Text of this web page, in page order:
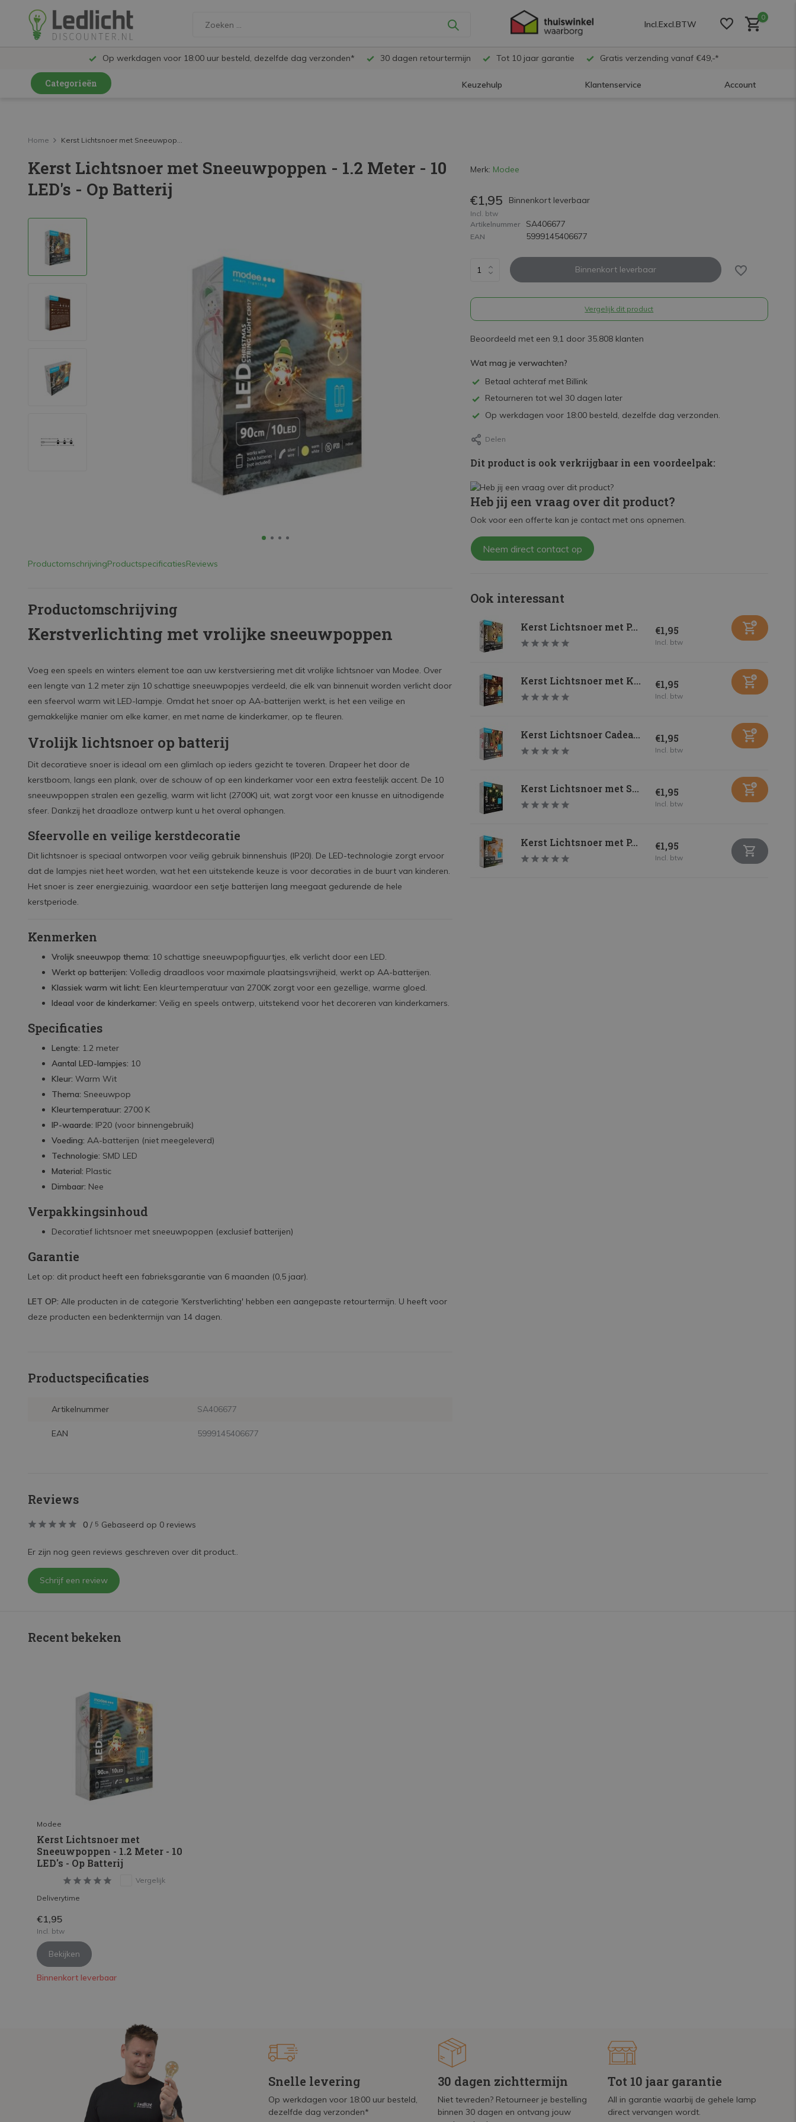
Incl.Excl.BTW
0
Op werkdagen voor 18:00 uur besteld, dezelfde dag verzonden* 30 dagen retourtermijn Tot 10 jaar garantie Gratis verzending vanaf €49,-*
Categorieën Keuzehulp Klantenservice Account
LED Railspots
LED Panelen
LED TL
LED High Bay lampen
LED Buitenverlichting
Mega Sale
Home Kerst Lichtsnoer met Sneeuwpop...
Kerst Lichtsnoer met Sneeuwpoppen - 1.2 Meter - 10
LED's - Op Batterij
ProductomschrijvingProductspecificatiesReviews
Productomschrijving
Kerstverlichting met vrolijke sneeuwpoppen
Voeg een speels en winters element toe aan uw kerstversiering met dit vrolijke lichtsnoer van Modee. Over
een lengte van 1.2 meter zijn 10 schattige sneeuwpopjes verdeeld, die elk van binnenuit worden verlicht door
een sfeervol warm wit LED-lampje. Omdat het snoer op AA-batterijen werkt, is het een veilige en
gemakkelijke manier om elke kamer, en met name de kinderkamer, op te fleuren.
Vrolijk lichtsnoer op batterij
Dit decoratieve snoer is ideaal om een glimlach op ieders gezicht te toveren. Drapeer het door de
kerstboom, langs een plank, over de schouw of op een kinderkamer voor een extra feestelijk accent. De 10
sneeuwpoppen stralen een gezellig, warm wit licht (2700K) uit, wat zorgt voor een knusse en uitnodigende
sfeer. Dankzij het draadloze ontwerp kunt u het overal ophangen.
Sfeervolle en veilige kerstdecoratie
Dit lichtsnoer is speciaal ontworpen voor veilig gebruik binnenshuis (IP20). De LED-technologie zorgt ervoor
dat de lampjes niet heet worden, wat het een uitstekende keuze is voor decoraties in de buurt van kinderen.
Het snoer is zeer energiezuinig, waardoor een setje batterijen lang meegaat gedurende de hele
kerstperiode.
Kenmerken
Vrolijk sneeuwpop thema: 10 schattige sneeuwpopfiguurtjes, elk verlicht door een LED.
Werkt op batterijen: Volledig draadloos voor maximale plaatsingsvrijheid, werkt op AA-batterijen.
Klassiek warm wit licht: Een kleurtemperatuur van 2700K zorgt voor een gezellige, warme gloed.
Ideaal voor de kinderkamer: Veilig en speels ontwerp, uitstekend voor het decoreren van kinderkamers.
Specificaties
Lengte: 1.2 meter
Aantal LED-lampjes: 10
Kleur: Warm Wit
Thema: Sneeuwpop
Kleurtemperatuur: 2700 K
IP-waarde: IP20 (voor binnengebruik)
Voeding: AA-batterijen (niet meegeleverd)
Technologie: SMD LED
Material: Plastic
Dimbaar: Nee
Verpakkingsinhoud
Decoratief lichtsnoer met sneeuwpoppen (exclusief batterijen)
Garantie
Let op: dit product heeft een fabrieksgarantie van 6 maanden (0,5 jaar).
LET OP: Alle producten in de categorie 'Kerstverlichting' hebben een aangepaste retourtermijn. U heeft voor
deze producten een bedenktermijn van 14 dagen.
Productspecificaties
Artikelnummer SA406677
EAN 5999145406677
Merk: Modee
€1,95 Binnenkort leverbaar
Incl. btw
Artikelnummer
SA406677
EAN 5999145406677
Binnenkort leverbaar
Vergelijk dit product
Beoordeeld met een 9,1 door 35.808 klanten
Wat mag je verwachten?
Betaal achteraf met Billink
Retourneren tot wel 30 dagen later
Op werkdagen voor 18:00 besteld, dezelfde dag verzonden.
Delen
Dit product is ook verkrijgbaar in een voordeelpak:
Heb jij een vraag over dit product?
Ook voor een offerte kan je contact met ons opnemen.
Neem direct contact op
Ook interessant
Kerst Lichtsnoer met P... €1,95
Incl. btw
Kerst Lichtsnoer met K... €1,95
Incl. btw
Kerst Lichtsnoer Cadea... €1,95
Incl. btw
Kerst Lichtsnoer met S... €1,95
Incl. btw
Kerst Lichtsnoer met P... €1,95
Incl. btw
Reviews
0 / 5 Gebaseerd op 0 reviews
Er zijn nog geen reviews geschreven over dit product..
Schrijf een review
Recent bekeken
Modee
Kerst Lichtsnoer met
Sneeuwpoppen - 1.2 Meter - 10
LED's - Op Batterij
Vergelijk
Deliverytime
€1,95
Incl. btw
Bekijken
Binnenkort leverbaar
Snelle levering
Op werkdagen voor 18:00 uur besteld,
dezelfde dag verzonden*
30 dagen zichttermijn
Niet tevreden? Retourneer je bestelling
binnen 30 dagen en ontvang jouw
Tot 10 jaar garantie
All in garantie waarbij de gehele lamp
direct vervangen wordt.